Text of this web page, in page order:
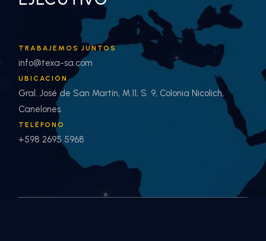
TRABAJEMOS JUNTOS
info@texa-sa.com
UBICACIÓN
Gral. José de San Martín, M.11, S. 9, Colonia Nicolich,
Canelones.
TELÉFONO
+598 2695 5968